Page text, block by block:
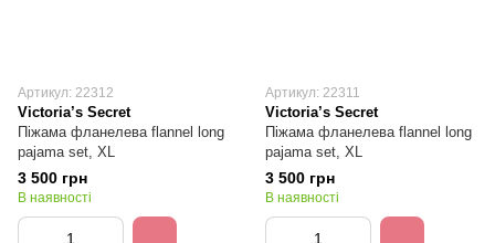
Артикул: 22312
Victoria’s Secret
Піжама фланелева flannel long
pajama set, XL
3 500 грн
В наявності
Артикул: 22311
Victoria’s Secret
Піжама фланелева flannel long
pajama set, XL
3 500 грн
В наявності